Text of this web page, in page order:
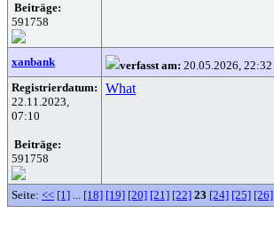
Beiträge:
591758
xanbank verfasst am: 20.05.2026, 22:32
Registrierdatum:
22.11.2023,
07:10
Beiträge:
591758
What
Seite: << [1] ... [18] [19] [20] [21] [22] 23 [24] [25] [26]